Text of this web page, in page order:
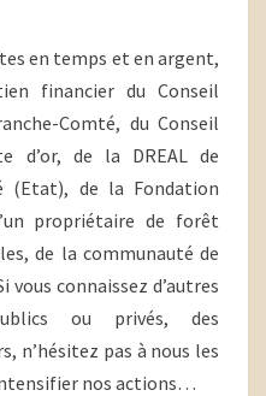
en temps et en argent,
financier du Conseil
Comté, du Conseil
d’or, de la DREAL de
(Etat), de la Fondation
propriétaire de forêt
de la communauté de
connaissez d’autres
ou privés, des
n’hésitez pas à nous les
nos actions…